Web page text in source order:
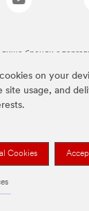
on your
site usage, and
Cookies
вище бренди є